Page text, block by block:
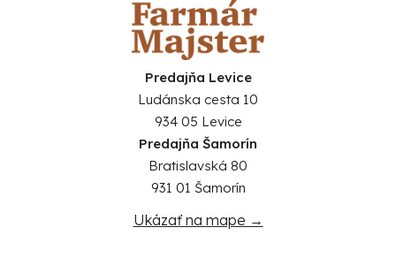
Predajňa Levice
Ludánska cesta 10
934 05 Levice
Predajňa Šamorín
Bratislavská 80
931 01 Šamorín
Ukázať na mape →